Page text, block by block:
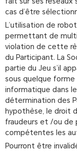
cas d’être
L’utilisation de
permettant de
violation de cette
du Participant. La
partie du Jeu s’il
sous quelque
informatique dans
détermination des
hypothèse, le droit
fraudeurs et /ou de
compétentes les
Pourront être